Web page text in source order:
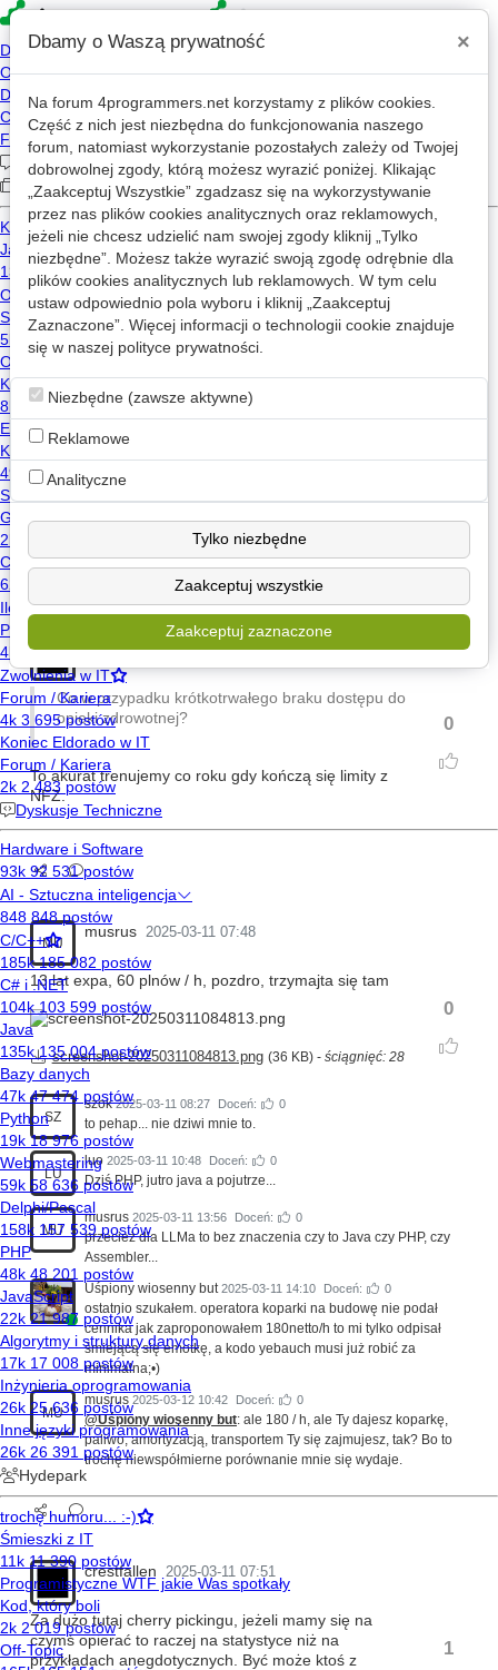
4p » Forum » Kariera
Koniec eldorado w IT
« 1 2 ... 24 ... 83 »
Tak, to koniec eldorado
53%
53% [185]
Nie, nic się nie dzieje
12% [43]
Nie wiem
7%
7% [24]
28%
crestfallen 2025-03-11 07:02
0
Co w przypadku krótkotrwałego braku dostępu do
opieki zdrowotnej?
To akurat trenujemy co roku gdy kończą się limity z
NFZ.
MU
musrus 2025-03-11 07:48
0
13 lat expa, 60 plnów / h, pozdro, trzymajta się tam
screenshot-20250311084813.png (36 KB) - ściągnięć: 28
SZ
szok 2025-03-11 08:27 Doceń: 0
to pehap... nie dziwi mnie to.
LU
luo 2025-03-11 10:48 Doceń: 0
Dziś PHP, jutro java a pojutrze...
MU
musrus 2025-03-11 13:56 Doceń: 0
przecież dla LLMa to bez znaczenia czy to Java czy PHP, czy
Assembler...
Uśpiony wiosenny but 2025-03-11 14:10 Doceń: 0
ostatnio szukałem. operatora koparki na budowę nie podał
cennika jak zaproponowałem 180netto/h to mi tylko odpisał
śmiejącą się emotkę, a kodo yebauch musi już robić za
minimalna;•)
MU
musrus 2025-03-12 10:42 Doceń: 0
@Uśpiony wiosenny but: ale 180 / h, ale Ty dajesz koparkę,
paliwo, amortyzacją, transportem Ty się zajmujesz, tak? Bo to
trochę niewspółmierne porównanie mnie się wydaje.
crestfallen 2025-03-11 07:51
1
Za dużo tutaj cherry pickingu, jeżeli mamy się na
czymś opierać to raczej na statystyce niż na
przykładach anegdotycznych. Być może ktoś z
Dbamy o Waszą prywatność ×
Na forum 4programmers.net korzystamy z plików cookies.
Część z nich jest niezbędna do funkcjonowania naszego
forum, natomiast wykorzystanie pozostałych zależy od Twojej
dobrowolnej zgody, którą możesz wyrazić poniżej. Klikając
„Zaakceptuj Wszystkie” zgadzasz się na wykorzystywanie
przez nas plików cookies analitycznych oraz reklamowych,
jeżeli nie chcesz udzielić nam swojej zgody kliknij „Tylko
niezbędne”. Możesz także wyrazić swoją zgodę odrębnie dla
plików cookies analitycznych lub reklamowych. W tym celu
ustaw odpowiednio pola wyboru i kliknij „Zaakceptuj
Zaznaczone”. Więcej informacji o technologii cookie znajduje
się w naszej polityce prywatności.
Niezbędne (zawsze aktywne)
Reklamowe
Analityczne
Tylko niezbędne
Zaakceptuj wszystkie
Zaakceptuj zaznaczone